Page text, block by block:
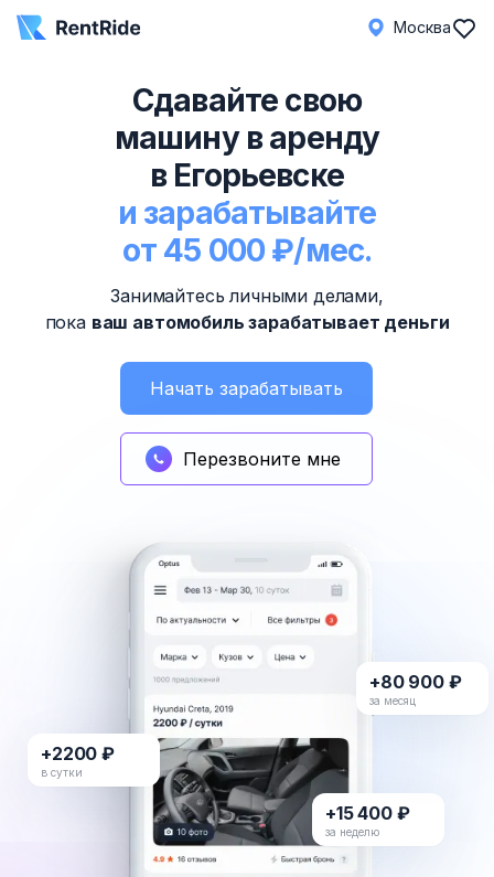
Москва
Сдавайте свою
машину в аренду
в Егорьевске
и зарабатывайте
от 45 000 ₽/мес.
Занимайтесь личными делами,
пока ваш автомобиль зарабатывает деньги
Начать зарабатывать
Перезвоните мне
+2200 ₽
в сутки
+15 400 ₽
за неделю
+80 900 ₽
за месяц